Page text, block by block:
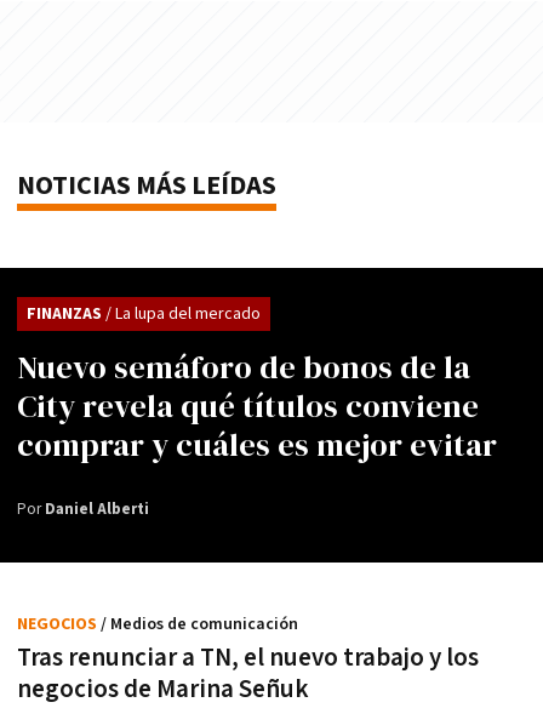
NOTICIAS MÁS LEÍDAS
Nuevo semáforo de bonos de la
City revela qué títulos conviene
comprar y cuáles es mejor evitar
FINANZAS / La lupa del mercado
PorDaniel Alberti
Tras renunciar a TN, el nuevo trabajo y los
negocios de Marina Señuk
NEGOCIOS / Medios de comunicación